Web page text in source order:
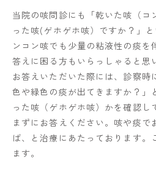
当院の咳問診にも「乾いた咳（
った咳(ゲホゲホ咳）ですか？」
ンコン咳でも少量の粘液性の痰を
答えに困る方もいらっしゃると思
お答えいただいた際には、診察時
色や緑色の痰が出てきますか？」
った咳（ゲホゲホ咳）かを確認し
まずにお答えください。咳や痰で
ば、と治療にあたっております。
ます。